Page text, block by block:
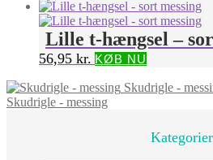
Lille t-hængsel –
56,95 kr. KØB NU
Skudrigle -
Skudrigle - messing
Kategorier